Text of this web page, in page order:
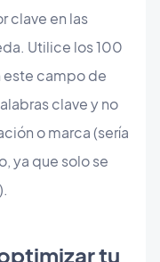
clave en las
Utilice los 100
campo de
clave y no
o marca (sería
ya que solo se
tu